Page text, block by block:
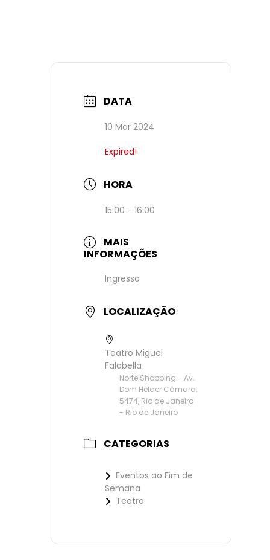
DATA
10 Mar 2024
Expired!
HORA
15:00 - 16:00
MAIS
INFORMAÇÕES
Ingresso
LOCALIZAÇÃO
Teatro Miguel
Falabella
Norte Shopping - Av.
Dom Hélder Câmara,
5474, Rio de Janeiro
- Rio de Janeiro
CATEGORIAS
Eventos ao Fim de
Semana
Teatro